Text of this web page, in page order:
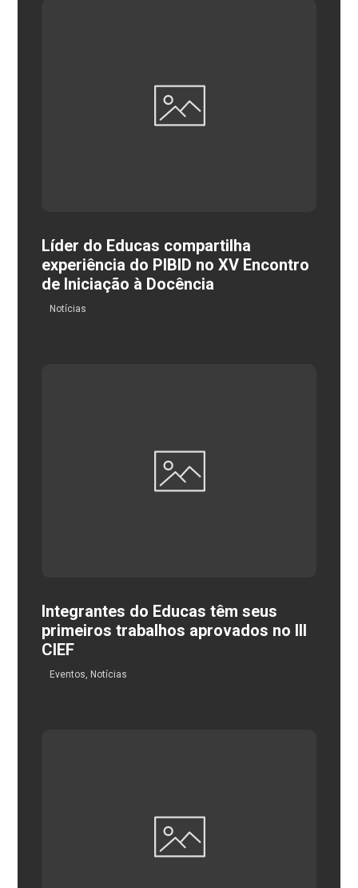
Líder do Educas compartilha
experiência do PIBID no XV Encontro
de Iniciação à Docência
Notícias
Integrantes do Educas têm seus
primeiros trabalhos aprovados no III
CIEF
Eventos Notícias